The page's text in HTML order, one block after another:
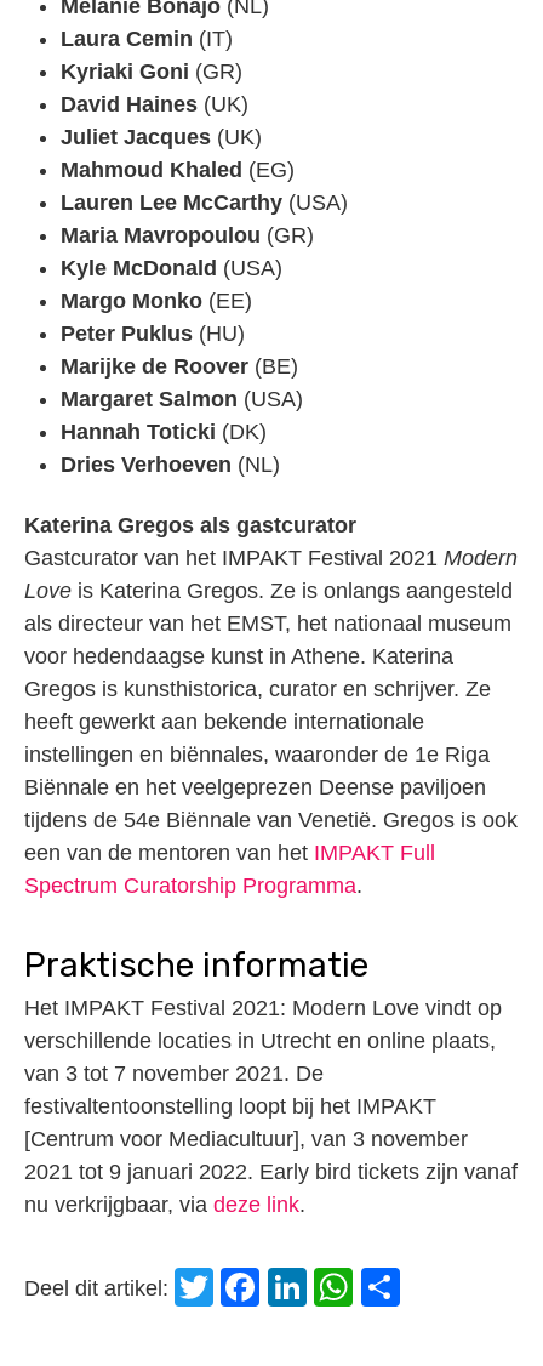
Melanie Bonajo (NL)
Laura Cemin (IT)
Kyriaki Goni (GR)
David Haines (UK)
Juliet Jacques (UK)
Mahmoud Khaled (EG)
Lauren Lee McCarthy (USA)
Maria Mavropoulou (GR)
Kyle McDonald (USA)
Margo Monko (EE)
Peter Puklus (HU)
Marijke de Roover (BE)
Margaret Salmon (USA)
Hannah Toticki (DK)
Dries Verhoeven (NL)
Katerina Gregos als gastcurator
Gastcurator van het IMPAKT Festival 2021 Modern
Love is Katerina Gregos. Ze is onlangs aangesteld
als directeur van het EMST, het nationaal museum
voor hedendaagse kunst in Athene. Katerina
Gregos is kunsthistorica, curator en schrijver. Ze
heeft gewerkt aan bekende internationale
instellingen en biënnales, waaronder de 1e Riga
Biënnale en het veelgeprezen Deense paviljoen
tijdens de 54e Biënnale van Venetië. Gregos is ook
een van de mentoren van het IMPAKT Full
Spectrum Curatorship Programma.
Praktische informatie
Het IMPAKT Festival 2021: Modern Love vindt op
verschillende locaties in Utrecht en online plaats,
van 3 tot 7 november 2021. De
festivaltentoonstelling loopt bij het IMPAKT
[Centrum voor Mediacultuur], van 3 november
2021 tot 9 januari 2022. Early bird tickets zijn vanaf
nu verkrijgbaar, via deze link.
Deel dit artikel: Twitter
Facebook
LinkedIn
WhatsApp